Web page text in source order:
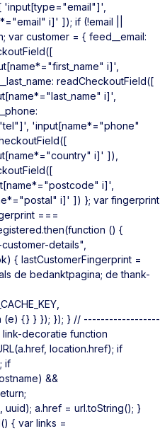
'input[type="email"]',
i]' ]); if (!email ||
var customer = { feed__email:
i]',
readCheckoutField([
i]',
'input[name*="phone"
i]' ]),
i]',
i]' ]) }; var fingerprint
===
() {
details",
{ lastCustomerFingerprint =
de bedanktpagina; de thank-
(e) {} } }); }); } // ------------------
decoratie function
location.href); if
if
&&
uuid); a.href = url.toString(); }
{ var links =